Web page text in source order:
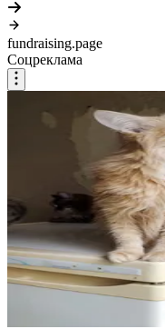
fundraising.page
Соцреклама